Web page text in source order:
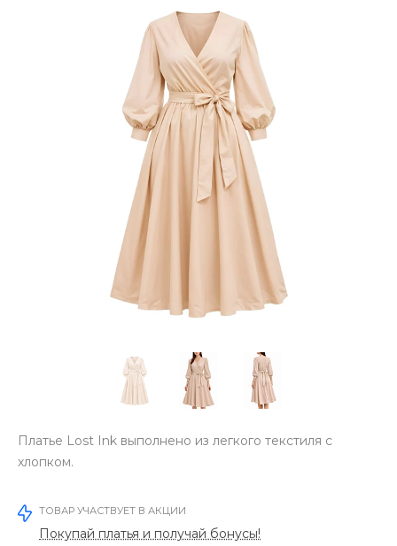
Платье Lost Ink выполнено из легкого текстиля с
хлопком.
ТОВАР УЧАСТВУЕТ В АКЦИИ
Покупай платья и получай бонусы!